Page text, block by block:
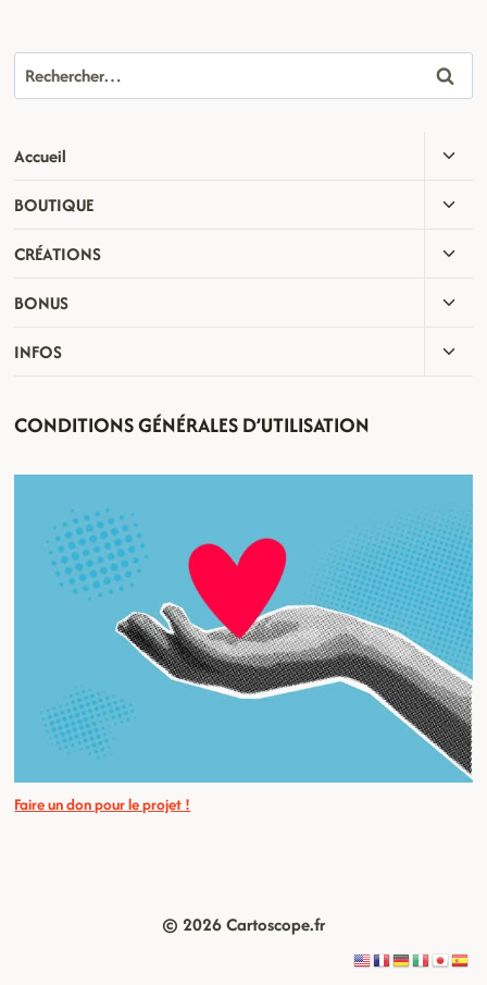
Rechercher :
Accueil
MENU
BOUTIQUE
MENU
CRÉATIONS
MENU
BONUS
MENU
INFOS
CONDITIONS GÉNÉRALES D’UTILISATION
Faire un don pour le projet !
© 2026 Cartoscope.fr